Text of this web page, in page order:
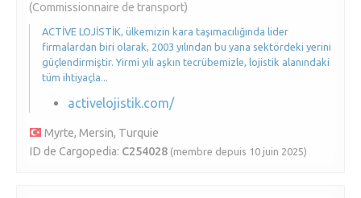
(Commissionnaire de transport)
ACTİVE LOJİSTİK, ülkemizin kara taşımacılığında lider
firmalardan biri olarak, 2003 yılından bu yana sektördeki yerini
güçlendirmiştir. Yirmi yılı aşkın tecrübemizle, lojistik alanındaki
tüm ihtiyaçla...
activelojistik.com/
Myrte, Mersin, Turquie
ID de Cargopedia: C254028 (membre depuis 10 juin 2025)